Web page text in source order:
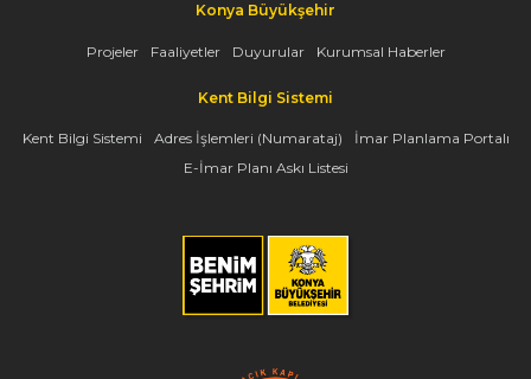
Konya Büyükşehir
Projeler Faaliyetler Duyurular Kurumsal Haberler
Kent Bilgi Sistemi
Kent Bilgi Sistemi Adres İşlemleri (Numarataj)
İmar Planlama Portalı
E-İmar Planı Askı Listesi